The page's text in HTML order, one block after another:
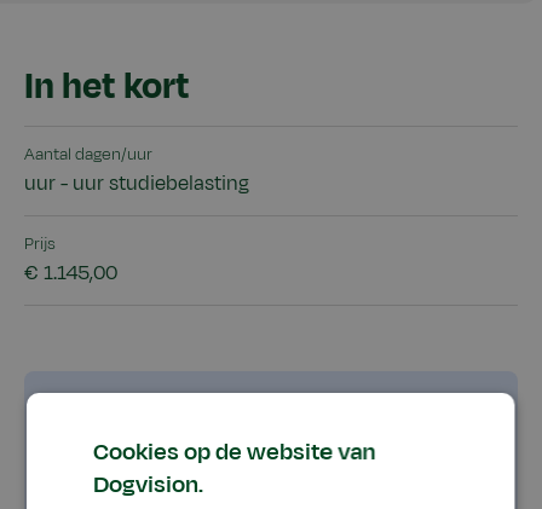
In het kort
Aantal dagen/uur
uur - uur studiebelasting
Prijs
€ 1.145,00
Voor wie?
Cookies op de website van
Dogvision.